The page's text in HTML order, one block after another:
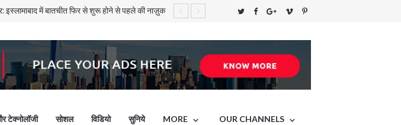
इस्लामाबाद में बातचीत फिर से शुरू होने से पहले की नाज़ुक
सैनिक गिरफ़्तार, वॉर क्राइम का केस चलेगा
नायडू ने क्या कहा?
अंतरिक्ष यात्री ने 4,06,771 किलोमीटर का सफ़र तय
के नतीजे कैसे रहे?
टेक्नोलॉजी सोशल विडियो सुनिये MORE OUR CHANNELS